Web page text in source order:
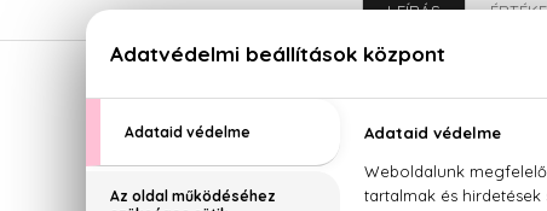
LEÍRÁS
Elie Saab Girl of